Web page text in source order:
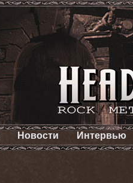
Новости Интервью